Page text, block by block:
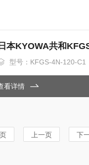
型号：KFGS-4N-120-C1
看详情
上一页 下